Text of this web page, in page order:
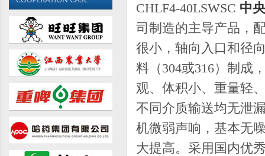
CHLF4-40LSWSC 中
司制造的主导产品，
很小，轴向入口和径
料（304或316）制成
观、体积小、重量轻
不同介质输送均无泄
机微弱声响，基本无
大提高。采用国内优